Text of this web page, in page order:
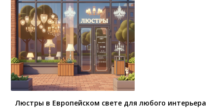
Люстры в Европейском свете для любого интерьера